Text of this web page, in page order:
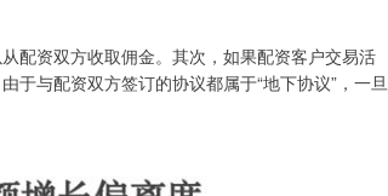
配资双方收取佣金。其次，如果配资客户交易活
于与配资双方签订的协议都属于“地下协议”，一旦